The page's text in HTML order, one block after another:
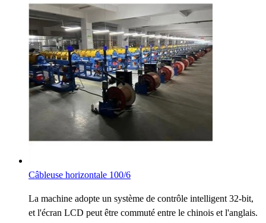
Câbleuse horizontale 100/6
La machine adopte un système de contrôle intelligent 32-bit,
et l'écran LCD peut être commuté entre le chinois et l'anglais.